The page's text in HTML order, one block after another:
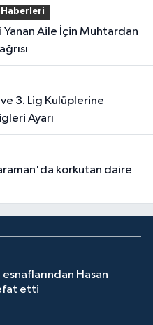
Haberleri
Ayarı
esnaflarından Hasan
etti